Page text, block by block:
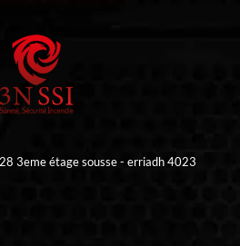
3eme étage sousse - erriadh 4023